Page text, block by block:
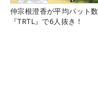
仲宗根澄香が平均パット数
『TRTL』で6人抜き！